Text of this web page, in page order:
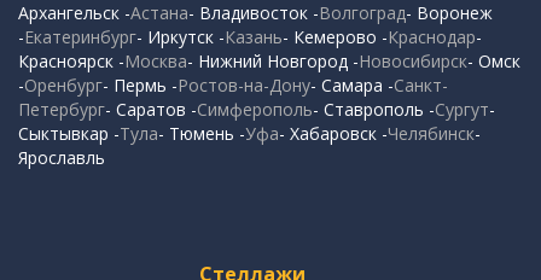
Архангельск -Астана- Владивосток -Волгоград- Воронеж
-Екатеринбург- Иркутск -Казань- Кемерово -Краснодар-
Красноярск -Москва- Нижний Новгород -Новосибирск- Омск
-Оренбург- Пермь -Ростов-на-Дону- Самара -Санкт-
Петербург- Саратов -Симферополь- Ставрополь -Сургут-
Сыктывкар -Тула- Тюмень -Уфа- Хабаровск -Челябинск-
Ярославль
Стеллажи